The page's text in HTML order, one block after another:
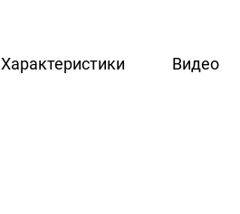
Характеристики Видео